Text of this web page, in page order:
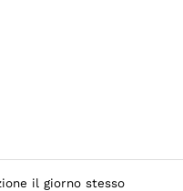
il giorno stesso